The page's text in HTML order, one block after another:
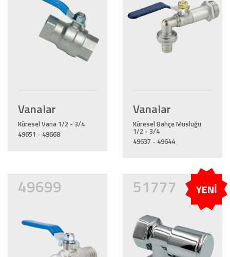
Vanalar
Küresel Vana 1/2 - 3/4
49651 - 49668
Vanalar
Küresel Bahçe Musluğu
1/2 - 3/4
49637 - 49644
49699 51777 YENİ